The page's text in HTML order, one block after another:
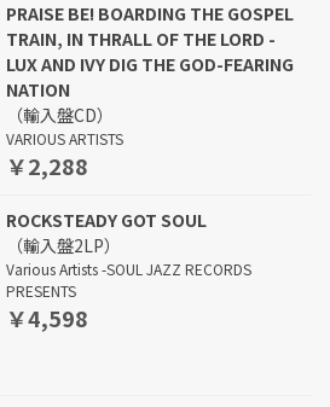
PRAISE BE! BOARDING THE GOSPEL
TRAIN, IN THRALL OF THE LORD -
LUX AND IVY DIG THE GOD-FEARING
NATION
（輸入盤CD）
VARIOUS ARTISTS
￥2,288
ROCKSTEADY GOT SOUL
（輸入盤2LP）
Various Artists -SOUL JAZZ RECORDS
PRESENTS
￥4,598